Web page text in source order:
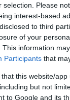
selection. Please
interest-based
to third
of your
This information
Participants that
that this website/
but not
to Google and its
új
vetni a